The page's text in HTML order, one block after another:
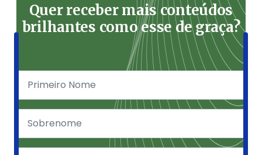
Quer receber mais conteúdos
brilhantes como esse de graça?